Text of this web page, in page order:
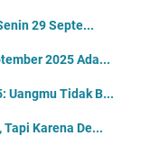
29 Septe...
2025 Ada...
Uangmu Tidak B...
Karena De...